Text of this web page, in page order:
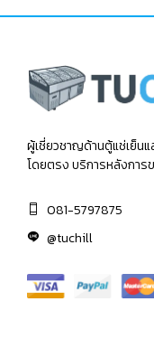
ผู้เชี่ยวชาญด้านตู้แช่เย็น
โดยตรง บริการหลังการ
081-5797875
@tuchill